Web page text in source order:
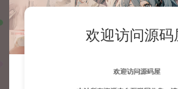
欢迎访问源码
欢迎访问源码屋